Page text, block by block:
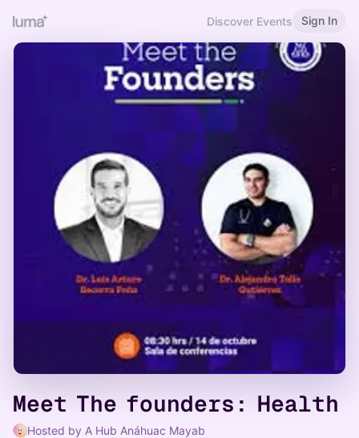
Discover Events Sign In
Meet The founders: Health
Hosted by A Hub Anáhuac Mayab